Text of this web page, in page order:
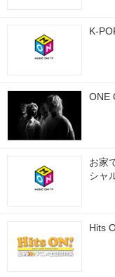
K-
ONE
お家
シャ
Hits